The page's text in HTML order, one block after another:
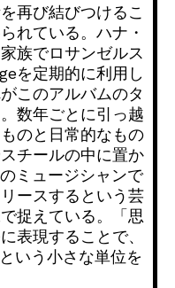
再び結びつけるこ
れている。ハナ・
家族でロサンゼルス
を定期的に利用し
このアルバムのタ
数年ごとに引っ越
のと日常的なもの
チールの中に置か
ミュージシャンで
ースするという芸
捉え ている。「思
表現することで、
という小さな単位を